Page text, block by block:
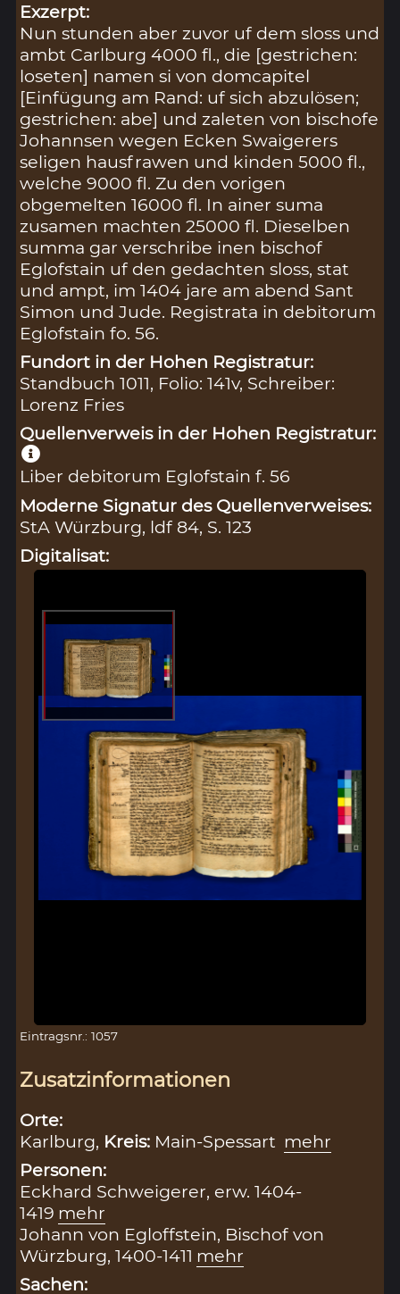
Exzerpt:
Nun stunden aber zuvor uf dem sloss und
ambt Carlburg 4000 fl., die [gestrichen:
loseten] namen si von domcapitel
[Einfügung am Rand: uf sich abzulösen;
gestrichen: abe] und zaleten von bischofe
Johannsen wegen Ecken Swaigerers
seligen hausfrawen und kinden 5000 fl.,
welche 9000 fl. Zu den vorigen
obgemelten 16000 fl. In ainer suma
zusamen machten 25000 fl. Dieselben
summa gar verschribe inen bischof
Eglofstain uf den gedachten sloss, stat
und ampt, im 1404 jare am abend Sant
Simon und Jude. Registrata in debitorum
Eglofstain fo. 56.
Fundort in der Hohen Registratur:
Standbuch 1011, Folio: 141v, Schreiber:
Lorenz Fries
Quellenverweis in der Hohen Registratur:
Liber debitorum Eglofstain f. 56
Moderne Signatur des Quellenverweises:
StA Würzburg, ldf 84, S. 123
Digitalisat:
Eintragsnr.: 1057
Zusatzinformationen
Orte:
Karlburg, Kreis: Main-Spessart mehr
Personen:
Eckhard Schweigerer, erw. 1404-
1419 mehr
Johann von Egloffstein, Bischof von
Würzburg, 1400-1411 mehr
Sachen: